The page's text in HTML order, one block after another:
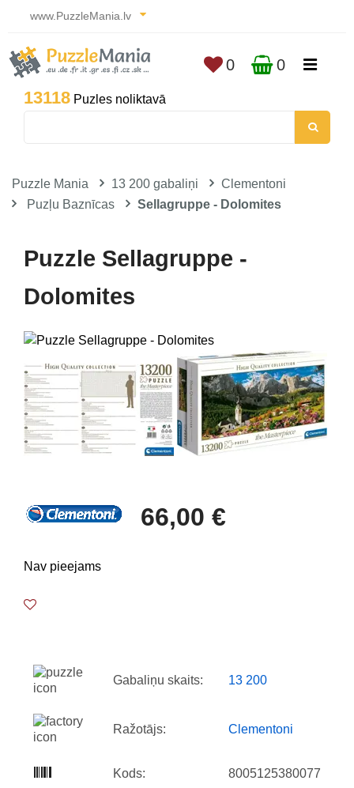
www.PuzzleMania.lv
13118 Puzles noliktavā
0 0
Puzzle Mania 13 200 gabaliņi
Clementoni
Puzļu Baznīcas
Sellagruppe - Dolomites
Puzzle Sellagruppe -
Dolomites
66,00 €
Nav pieejams
Gabaliņu skaits: 13 200
Ražotājs: Clementoni
Kods: 8005125380077